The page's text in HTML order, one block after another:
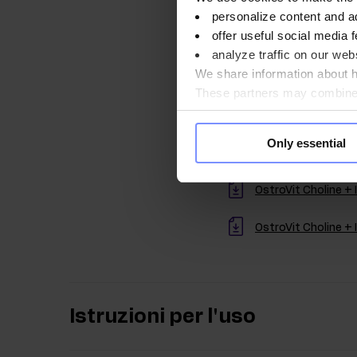
personalize content and
offer useful social media
analyze traffic on our
We share information about
These partners may
you use their services. Do
Only essential
Qualità
Per il bene della
laboratorio
OstroVit Choline +
OstroVit Choline
Istruzioni per l'uso